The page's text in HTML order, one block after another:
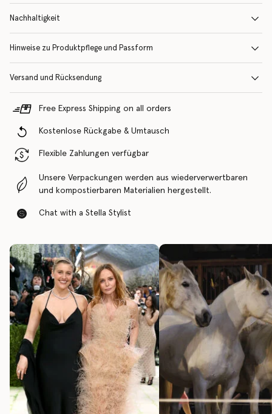
Nachhaltigkeit
Hinweise zu Produktpflege und Passform
Versand und Rücksendung
Free Express Shipping on all orders
Kostenlose Rückgabe & Umtausch
Flexible Zahlungen verfügbar
Unsere Verpackungen werden aus wiederverwertbaren
und kompostierbaren Materialien hergestellt.
Chat with a Stella Stylist